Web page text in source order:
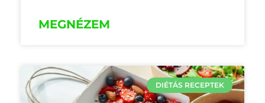
MEGNÉZEM
DIÉTÁS RECEPTEK